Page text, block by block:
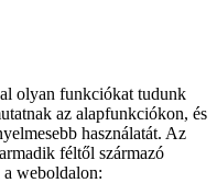
olyan funkciókat tudunk
az alapfunkciókon, és
használatát. Az
féltől származó
a weboldalon: